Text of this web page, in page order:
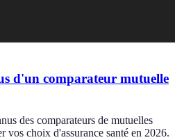
d'un comparateur mutuelle
des comparateurs de mutuelles
vos choix d'assurance santé en 2026.